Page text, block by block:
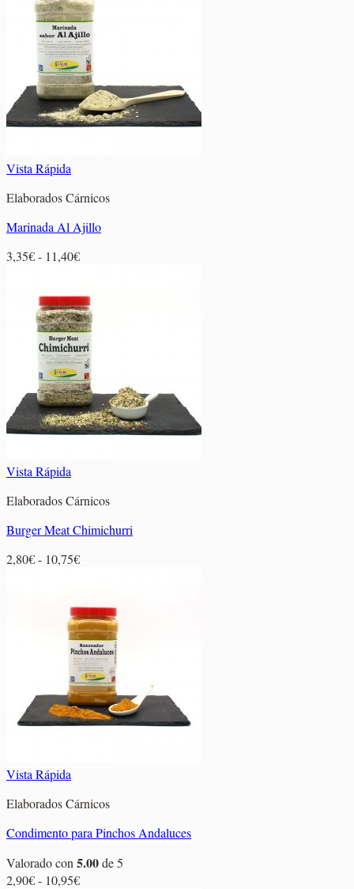
Vista Rápida
Elaborados Cárnicos
Marinada Al Ajillo
3,35€- 11,40€Rango
desde
3,35€
hasta
11,40€
Vista Rápida
Elaborados Cárnicos
Burger Meat Chimichurri
2,80€- 10,75€Rango
desde
2,80€
hasta
10,75€
Vista Rápida
Elaborados Cárnicos
Condimento para Pinchos Andaluces
Valorado con 5.00de 5
2,90€- 10,95€Rango